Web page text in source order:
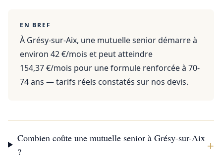
EN BREF
À Grésy-sur-Aix, une mutuelle senior démarre à
environ 42 €/mois et peut atteindre
154,37 €/mois pour une formule renforcée à 70-
74 ans — tarifs réels constatés sur nos devis.
Combien coûte une mutuelle senior à Grésy-sur-Aix
?
+